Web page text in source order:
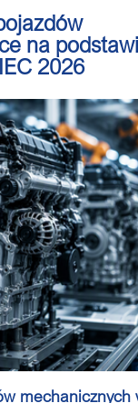
na
2026
mechanicznych